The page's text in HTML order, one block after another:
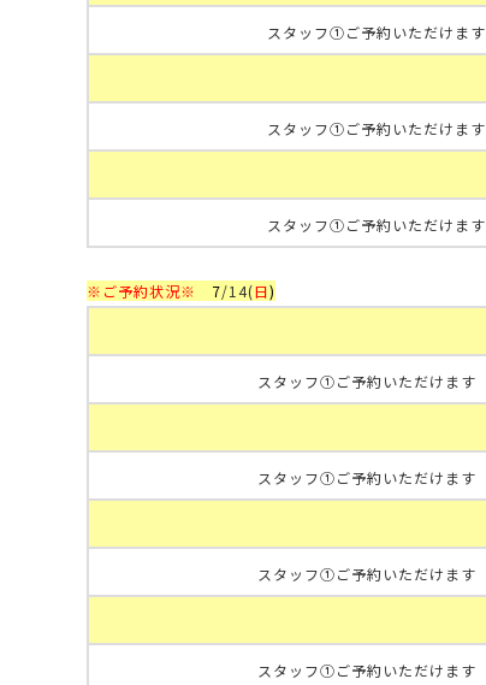
スタッフ①ご予約いただけます
スタッフ①ご予約いただけます
スタッフ①ご予約いただけます
※ご予約状況※ 7/14(日)
スタッフ①ご予約いただけます
スタッフ①ご予約いただけます
スタッフ①ご予約いただけます
スタッフ①ご予約いただけます